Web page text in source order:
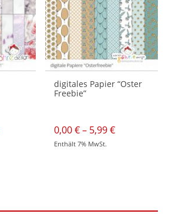
auf
der
Produktseite
gewählt
werden
digitales Papier “Oster
Freebie”
0,00€– 5,99€Preisspanne:
Enthält 7% MwSt.
Dieses
Optionen